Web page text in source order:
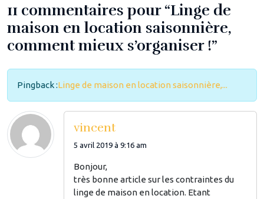
11 commentaires pour “Linge de
maison en location saisonnière,
comment mieux s’organiser !”
Pingback :Linge de maison en location saisonnière,...
vincent
5 avril 2019 à 9:16 am
Bonjour,
très bonne article sur les contraintes du
linge de maison en location. Etant